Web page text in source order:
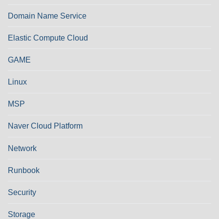
Domain Name Service
Elastic Compute Cloud
GAME
Linux
MSP
Naver Cloud Platform
Network
Runbook
Security
Storage